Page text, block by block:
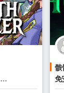
骸
免